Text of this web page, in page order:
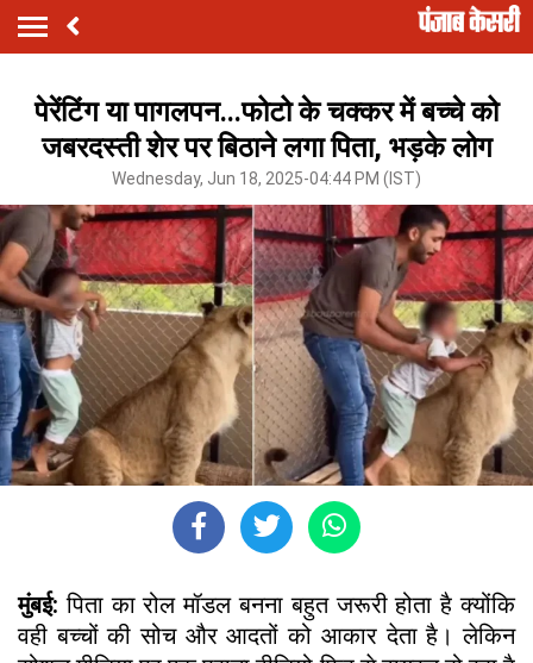
पेरेंटिंग या पागलपन...फोटो के चक्कर में बच्चे को
जबरदस्ती शेर पर बिठाने लगा पिता, भड़के लोग
Wednesday, Jun 18, 2025-04:44 PM (IST)
मुंबई:पिता का रोल मॉडल बनना बहुत जरूरी होता है क्योंकि
वही बच्चों की सोच और आदतों को आकार देता है। लेकिन